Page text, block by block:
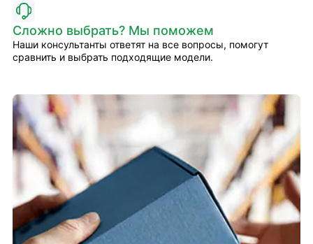
Сложно выбрать? Мы поможем
Наши консультанты ответят на все вопросы, помогут
сравнить и выбрать подходящие модели.